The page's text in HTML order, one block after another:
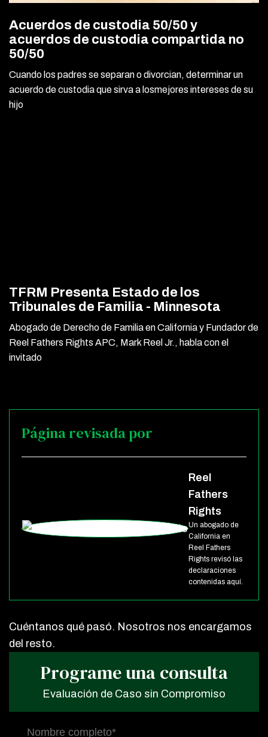
Acuerdos de custodia 50/50 y
acuerdos de custodia compartida no
50/50
Cuando los padres se separan o divorcian, determinar un
acuerdo de custodia que sirva a losmejores intereses de su
hijo
TFRM Presenta Estado de los
Tribunales de Familia - Minnesota
Abogado de Derecho de Familia en California y Fundador de
Reel Fathers Rights APC, Mark Reel Jr., habla con el
invitado
Página revisada por
Reel
Fathers
Rights
Un abogado de
California en
Reel Fathers
Rights revisó las
declaraciones
contenidas aquí.
Cuéntanos qué pasó. Nosotros nos encargamos
del resto.
Programe una consulta
Evaluación de Caso sin Compromiso
Nombre